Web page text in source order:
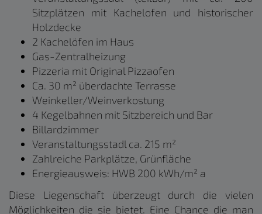
Sitzplätzen mit Kachelofen und historischer
Holzdecke
2 Kachelöfen im Haus
Gas-Zentralheizung
Pizzeria mit Original Pizzaofen
Ca. 30 m² überdachte Terrasse
Weinkeller/Weinverkostung
4 Kegelbahnen mit Sitzbereich und Bar
Billardzimmer
Veranstaltungsstadl ca. 215 m²
Zahlreiche Parkplätze, Grünfläche
Energieausweis: HWB 200 kWh/m² a
Diese Liegenschaft überzeugt durch die vielen
Möglichkeiten die sie bietet. Eine Chance die man